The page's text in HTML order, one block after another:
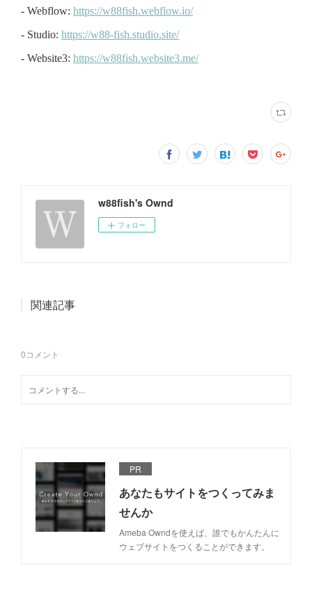
w88fish's Ownd
フォロー
関連記事
0コメント
PR
あなたもサイトをつくってみま
せんか
Ameba Owndを使えば、誰でもかんたんに
ウェブサイトをつくることができます。